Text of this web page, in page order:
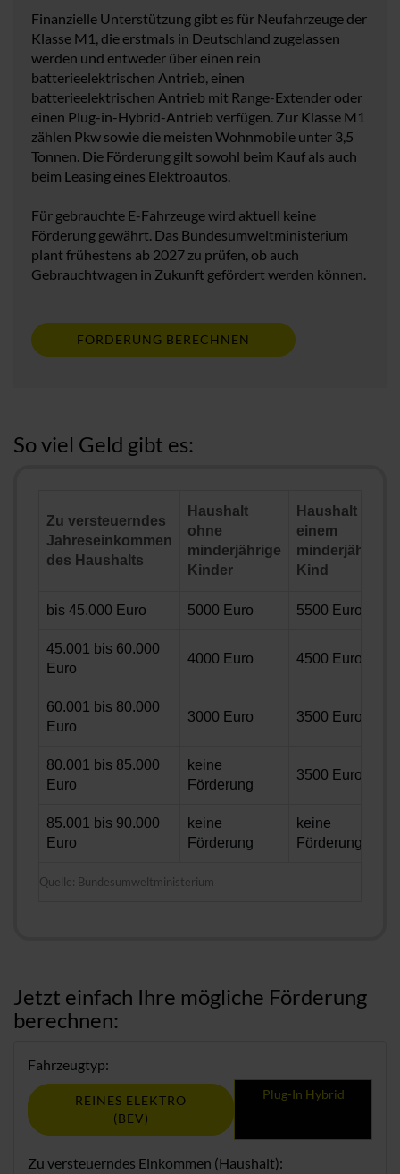
Finanzielle Unterstützung gibt es für Neufahrzeuge der
Klasse M1, die erstmals in Deutschland zugelassen
werden und entweder über einen rein
batterieelektrischen Antrieb, einen
batterieelektrischen Antrieb mit Range-Extender oder
einen Plug-in-Hybrid-Antrieb verfügen. Zur Klasse M1
zählen Pkw sowie die meisten Wohnmobile unter 3,5
Tonnen. Die Förderung gilt sowohl beim Kauf als auch
beim Leasing eines Elektroautos.
Für gebrauchte E-Fahrzeuge wird aktuell keine
Förderung gewährt. Das Bundesumweltministerium
plant frühestens ab 2027 zu prüfen, ob auch
Gebrauchtwagen in Zukunft gefördert werden können.
FÖRDERUNG BERECHNEN
So viel Geld gibt es:
Zu versteuerndes
Jahreseinkommen
des Haushalts
Haushalt
ohne
minderjährige
Kinder
Haushalt mit
einem
minderjährigen
Kind
bis 45.000 Euro 5000 Euro 5500 Euro
45.001 bis 60.000
Euro
4000 Euro 4500 Euro
60.001 bis 80.000
Euro
3000 Euro 3500 Euro
80.001 bis 85.000
Euro
keine
Förderung
3500 Euro
85.001 bis 90.000
Euro
keine
Förderung
keine
Förderung
Quelle: Bundesumweltministerium
Jetzt einfach Ihre mögliche Förderung
berechnen:
Fahrzeugtyp:
REINES ELEKTRO
(BEV)
Plug-In Hybrid
Zu versteuerndes Einkommen (Haushalt):